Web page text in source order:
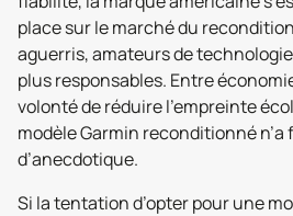
place sur le marché du
aguerris, amateurs de
plus responsables. Entre
volonté de réduire l’empreinte
modèle Garmin reconditionné
d’anecdotique.
Si la tentation d’opter pour une